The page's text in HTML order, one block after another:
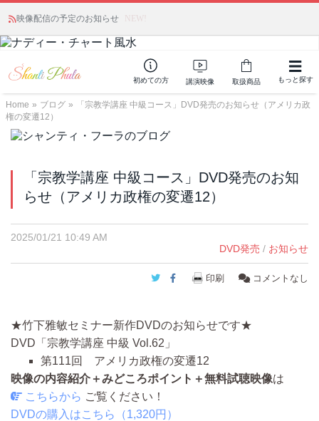
映像配信の予定のお知らせ NEW!
初めての方 講演映像 取扱商品 もっと探す
Home » ブログ »
「宗教学講座 中級コース」DVD発売のお知らせ（アメリカ政
権の変遷12）
「宗教学講座 中級コース」DVD発売のお知
らせ（アメリカ政権の変遷12）
2025/01/21 10:49 AM
DVD発売 / お知らせ
Twitter
Facebook
印刷 コメントなし
★竹下雅敏セミナー新作DVDのお知らせです★
DVD「 宗教学講座 中級 Vol.62 」
第111回 アメリカ政権の変遷12
映像の内容紹介＋みどころポイント＋無料試聴映像は
こちらから ご覧ください！
DVDの購入はこちら（1,320円）